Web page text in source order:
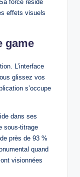
force réside
effets visuels
game
L’interface
glissez vos
s’occupe
dans ses
sous-titrage
près de 93 %
quand
visionnées